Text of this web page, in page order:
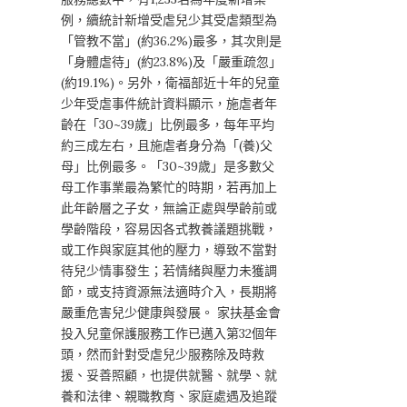
例，續統計新增受虐兒少其受虐類型為
「管教不當」(約36.2%)最多，其次則是
「身體虐待」(約23.8%)及「嚴重疏忽」
(約19.1%)。另外，衛福部近十年的兒童
少年受虐事件統計資料顯示，施虐者年
齡在「30~39歲」比例最多，每年平均
約三成左右，且施虐者身分為「(養)父
母」比例最多。「30~39歲」是多數父
母工作事業最為繁忙的時期，若再加上
此年齡層之子女，無論正處與學齡前或
學齡階段，容易因各式教養議題挑戰，
或工作與家庭其他的壓力，導致不當對
待兒少情事發生；若情緒與壓力未獲調
節，或支持資源無法適時介入，長期將
嚴重危害兒少健康與發展。 家扶基金會
投入兒童保護服務工作已邁入第32個年
頭，然而針對受虐兒少服務除及時救
援、妥善照顧，也提供就醫、就學、就
養和法律、親職教育、家庭處遇及追蹤